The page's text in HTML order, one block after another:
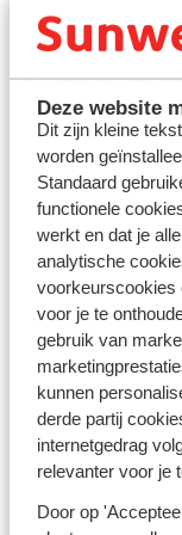
Deze website
Dit zijn kleine
worden
Standaard
functionele
werkt en dat je
analytische
voorkeurscookies
voor je te
gebruik van
kunnen
derde partij
internetgedrag
relevanter voor je
Door op
Good to
Houd er
32 kg mag
Voor
dat
Wij raden je
luchthaven
zelfs 3 uur
hebt om in te
naar de gate te
gemist, heb je
hiervoor niet
Hoe
Je kunt direct na